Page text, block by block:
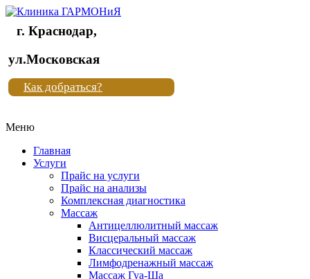
Клиника
"Новая
жизнь"
Клиника
жизнь"
г. Краснодар,
ул.Московская
Как добраться?
Меню
Главная
Услуги
Прайс на услуги
Прайс на анализы
Комплексная диагностика
Массаж
Антицеллюлитный массаж
Висцеральный массаж
Классический массаж
Лимфодренажный массаж
Массаж Гуа-Ша